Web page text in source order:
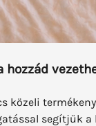
hozzád
közeli
segítjük